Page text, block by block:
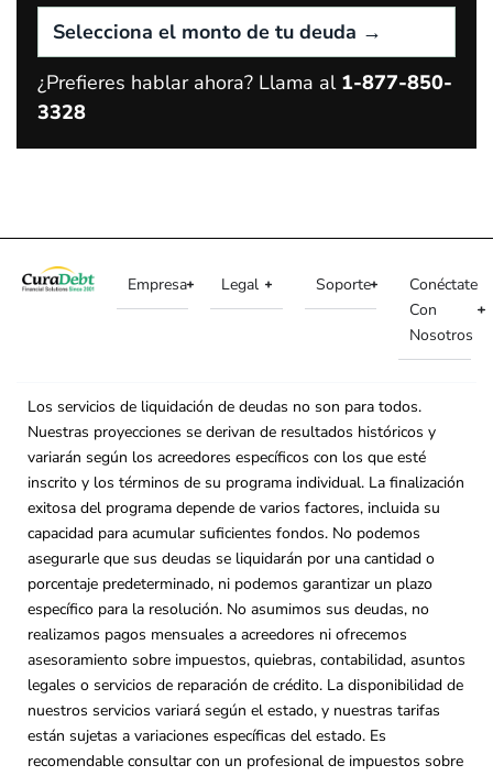
¿Prefieres hablar ahora? Llama al 1-877-850-
3328
Empresa Legal Soporte
Conéctate
Con
Nosotros
Los servicios de liquidación de deudas no son para todos.
Nuestras proyecciones se derivan de resultados históricos y
variarán según los acreedores específicos con los que esté
inscrito y los términos de su programa individual. La finalización
exitosa del programa depende de varios factores, incluida su
capacidad para acumular suficientes fondos. No podemos
asegurarle que sus deudas se liquidarán por una cantidad o
porcentaje predeterminado, ni podemos garantizar un plazo
específico para la resolución. No asumimos sus deudas, no
realizamos pagos mensuales a acreedores ni ofrecemos
asesoramiento sobre impuestos, quiebras, contabilidad, asuntos
legales o servicios de reparación de crédito. La disponibilidad de
nuestros servicios variará según el estado, y nuestras tarifas
están sujetas a variaciones específicas del estado. Es
recomendable consultar con un profesional de impuestos sobre